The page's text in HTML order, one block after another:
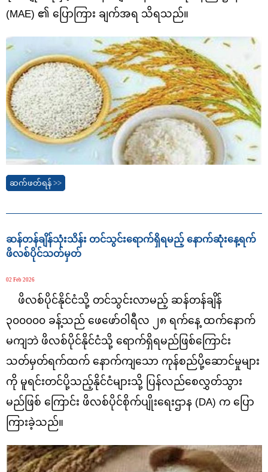
(MAE) ၏ ပြောကြား ချက်အရ သိရသည်။
ဆက်ဖတ်ရန် >>
ဆန်တန်ချိန်သုံးသိန်း တင်သွင်းရောက်ရှိရမည့် နောက်ဆုံးနေ့ရက်
ဖိလစ်ပိုင်သတ်မှတ်
02 Feb 2026
ဖိလစ်ပိုင်နိုင်ငံသို့ တင်သွင်းလာမည့် ဆန်တန်ချိန်
၃၀၀၀၀၀ ခန့်သည် ဖေဖော်ဝါရီလ ၂၈ ရက်နေ့ ထက်နောက်
မကျဘဲ ဖိလစ်ပိုင်နိုင်ငံသို့ ရောက်ရှိရမည်ဖြစ်ကြောင်း
သတ်မှတ်ရက်ထက် နောက်ကျသော ကုန်စည်ပို့ဆောင်မှုများ
ကို မူရင်းတင်ပို့သည့်နိုင်ငံများသို့ ပြန်လည်စေလွှတ်သွား
မည်ဖြစ် ကြောင်း ဖိလစ်ပိုင်စိုက်ပျိုးရေးဌာန (DA) က ပြော
ကြားခဲ့သည်။